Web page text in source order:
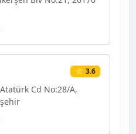
⭐ 3.6
Cd No:28/A,